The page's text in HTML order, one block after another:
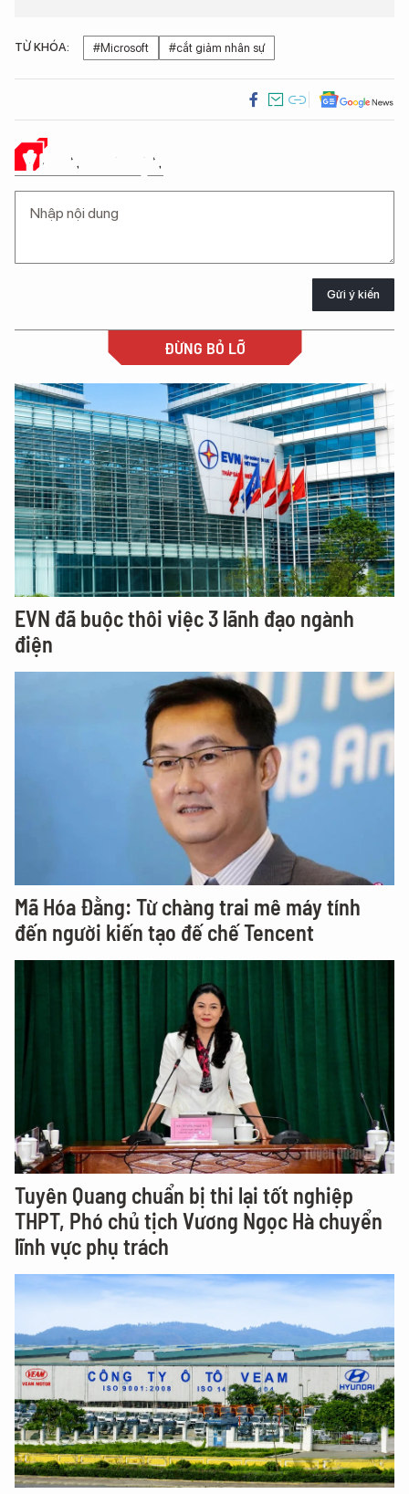
TỪ KHÓA: #Microsoft #cắt giảm nhân sự
Ý KIẾN CỦA BẠN
Gửi ý kiến
ĐỪNG BỎ LỠ
EVN đã buộc thôi việc 3 lãnh đạo ngành
điện
Mã Hóa Đằng: Từ chàng trai mê máy tính
đến người kiến tạo đế chế Tencent
Tuyên Quang chuẩn bị thi lại tốt nghiệp
THPT, Phó chủ tịch Vương Ngọc Hà chuyển
lĩnh vực phụ trách